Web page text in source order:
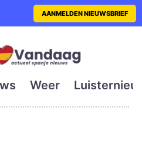
is de eerste
AANMELDEN NIEUWSBRIEF
Weer